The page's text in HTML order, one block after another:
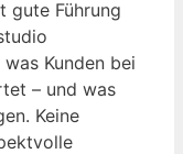
gute Führung
Kunden bei
– und was
Keine